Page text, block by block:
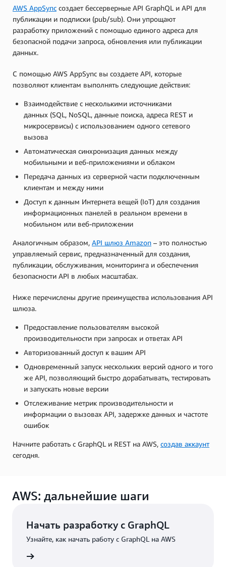
AWS AppSync создает бессерверные API GraphQL и API для
публикации и подписки (pub/sub). Они упрощают
разработку приложений с помощью единого адреса для
безопасной подачи запроса, обновления или публикации
данных.
С помощью AWS AppSync вы создаете API, которые
позволяют клиентам выполнять следующие действия:
Взаимодействие с несколькими источниками
данных (SQL, NoSQL, данные поиска, адреса REST и
микросервисы) с использованием одного сетевого
вызова
Автоматическая синхронизация данных между
мобильными и веб-приложениями и облаком
Передача данных из серверной части подключенным
клиентам и между ними
Доступ к данным Интернета вещей (IoT) для создания
информационных панелей в реальном времени в
мобильном или веб-приложении
Аналогичным образом, API шлюз Amazon – это полностью
управляемый сервис, предназначенный для создания,
публикации, обслуживания, мониторинга и обеспечения
безопасности API в любых масштабах.
Ниже перечислены другие преимущества использования API
шлюза.
Предоставление пользователям высокой
производительности при запросах и ответах API
Авторизованный доступ к вашим API
Одновременный запуск нескольких версий одного и того
же API, позволяющий быстро дорабатывать, тестировать
и запускать новые версии
Отслеживание метрик производительности и
информации о вызовах API, задержке данных и частоте
ошибок
Начните работать с GraphQL и REST на AWS, создав аккаунт
сегодня.
AWS: дальнейшие шаги
Начать разработку с GraphQL
Узнайте, как начать работу с GraphQL на AWS